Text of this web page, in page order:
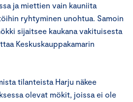
ja miettien vain kauniita
ryhtyminen unohtua. Samoin
sijaitsee kaukana vakituisesta
Keskuskauppakamarin
tilanteista Harju näkee
olevat mökit, joissa ei ole